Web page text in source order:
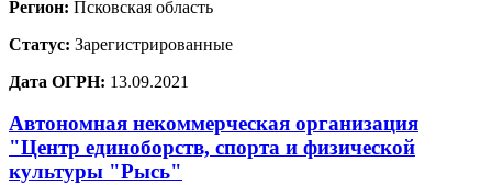
Регион: Псковская область
Статус: Зарегистрированные
Дата ОГРН: 13.09.2021
Автономная некоммерческая организация
"Центр единоборств, спорта и физической
культуры "Рысь"